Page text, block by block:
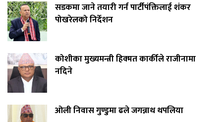
सडकमा जाने तयारी गर्न पार्टीपंक्तिलाई शंकर
पोखरेलको निर्देशन
कोशीका मुख्यमन्त्री हिक्मत कार्कीले राजीनामा
नदिने
ओली निवास गुण्डुमा ढले जगन्नाथ थपलिया